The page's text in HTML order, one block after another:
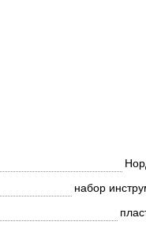
набор